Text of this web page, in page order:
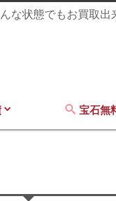
な状態でもお買取出
宝石無